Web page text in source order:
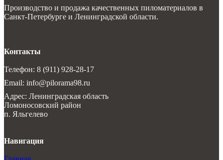
Производство и продажа качественных пиломатериалов в
Санкт-Петербурге и Ленинградской области.
Контакты
Телефон: 8 (911) 928-28-17
Email: info@pilorama98.ru
Адрес: Ленинградская область
Ломоносовский район
п. Яльгелево
Навигация